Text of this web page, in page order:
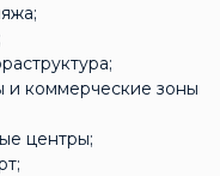
и коммерческие зоны
центры;